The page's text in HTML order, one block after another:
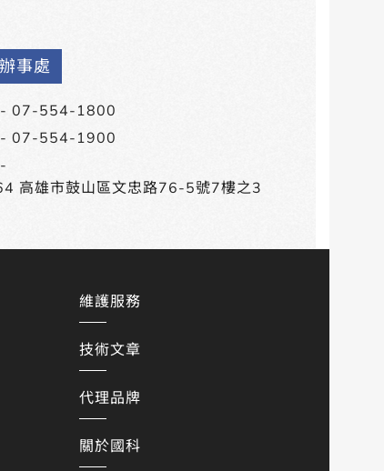
事處
07-554-1800
- 07-554-1900
高雄市鼓山區文忠路76-5號7樓之3
維護服務
技術文章
代理品牌
關於國科